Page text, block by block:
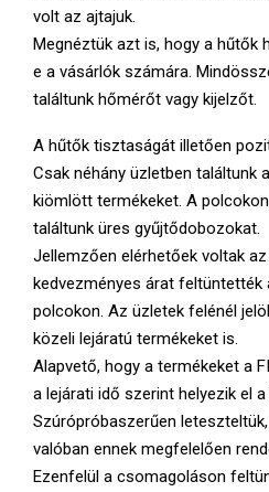
volt az ajtajuk.
Megnéztük azt is, hogy a hűtők
e a vásárlók számára.
találtunk hőmérőt vagy kijelzőt.
A hűtők tisztaságát illetően
Csak néhány üzletben találtunk
kiömlött termékeket. A
találtunk üres gyűjtődobozokat.
Jellemzően elérhetőek voltak
kedvezményes árat feltüntették
polcokon. Az üzletek felénél
közeli lejáratú termékeket is.
Alapvető, hogy a termékeket a
a lejárati idő szerint helyezik el a
Szúrópróbaszerűen
valóban ennek megfelelően
Ezenfelül a csomagoláson